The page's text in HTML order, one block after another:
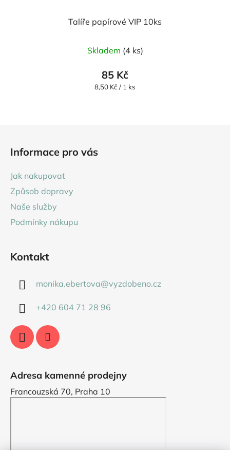
Talíře papírové VIP 10ks
Skladem (4 ks)
85 Kč
Měrná
8,50 Kč / 1 ks
Informace pro vás
Jak nakupovat
Způsob dopravy
Naše služby
Podmínky nákupu
Kontakt
monika.ebertova@vyzdobeno.cz
+420 604 71 28 96
Adresa kamenné prodejny
Francouzská 70, Praha 10